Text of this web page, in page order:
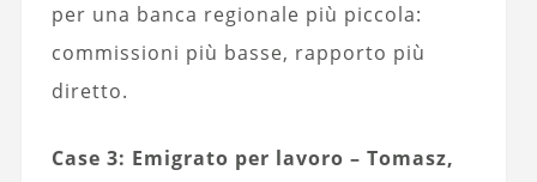
per una banca regionale più piccola:
commissioni più basse, rapporto più
diretto.
Case 3: Emigrato per lavoro – Tomasz,